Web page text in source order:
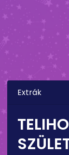
Extrák